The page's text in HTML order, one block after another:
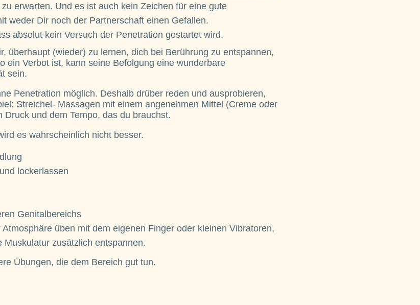
erwarten. Und es ist auch kein Zeichen für eine gute
weder Dir noch der Partnerschaft einen Gefallen.
absolut kein Versuch der Penetration gestartet wird.
überhaupt (wieder) zu lernen, dich bei Berührung zu entspannen,
ein Verbot ist, kann seine Befolgung eine wunderbare
sein.
Penetration möglich. Deshalb drüber reden und ausprobieren,
Streichel- Massagen mit einem angenehmen Mittel (Creme oder
und dem Tempo, das du brauchst.
es wahrscheinlich nicht besser.
lockerlassen
Genitalbereichs
üben mit dem eigenen Finger oder kleinen Vibratoren,
Muskulatur zusätzlich entspannen.
Übungen, die dem Bereich gut tun.